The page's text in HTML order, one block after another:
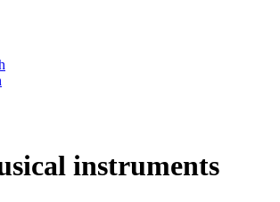
instruments